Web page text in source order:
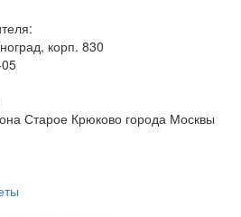
корп. 830
Старое Крюково города Москвы